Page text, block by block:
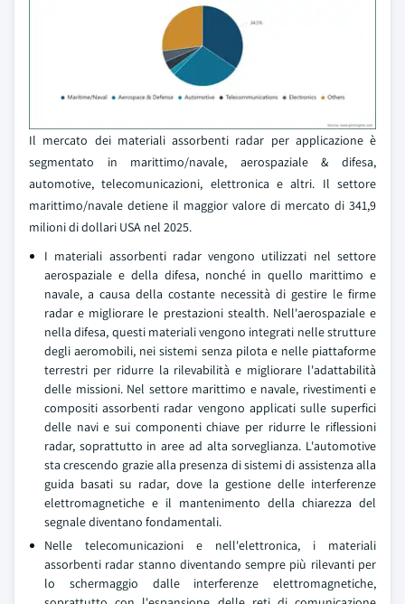
Il mercato dei materiali assorbenti radar per applicazione è
segmentato in marittimo/navale, aerospaziale & difesa,
automotive, telecomunicazioni, elettronica e altri. Il settore
marittimo/navale detiene il maggior valore di mercato di 341,9
milioni di dollari USA nel 2025.
I materiali assorbenti radar vengono utilizzati nel settore
aerospaziale e della difesa, nonché in quello marittimo e
navale, a causa della costante necessità di gestire le firme
radar e migliorare le prestazioni stealth. Nell'aerospaziale e
nella difesa, questi materiali vengono integrati nelle strutture
degli aeromobili, nei sistemi senza pilota e nelle piattaforme
terrestri per ridurre la rilevabilità e migliorare l'adattabilità
delle missioni. Nel settore marittimo e navale, rivestimenti e
compositi assorbenti radar vengono applicati sulle superfici
delle navi e sui componenti chiave per ridurre le riflessioni
radar, soprattutto in aree ad alta sorveglianza. L'automotive
sta crescendo grazie alla presenza di sistemi di assistenza alla
guida basati su radar, dove la gestione delle interferenze
elettromagnetiche e il mantenimento della chiarezza del
segnale diventano fondamentali.
Nelle telecomunicazioni e nell'elettronica, i materiali
assorbenti radar stanno diventando sempre più rilevanti per
lo schermaggio dalle interferenze elettromagnetiche,